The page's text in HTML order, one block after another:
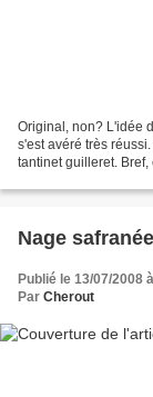
Original, non? L'idée
s'est avéré très
tantinet guilleret.
Nage
Publié le 13/07/2008
Par Cherout